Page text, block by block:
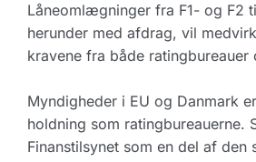
Låneomlægninger fra F1- og F2
herunder med afdrag, vil
kravene fra både ratingbureauer
Myndigheder i EU og Danmark
holdning som ratingbureauerne.
Finanstilsynet som en del af den